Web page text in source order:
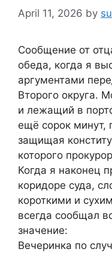
April 11, 2026 by
Сообщение от
обеда, когда я
аргументами
Второго округа.
и лежащий в
ещё сорок минут,
защищая
которого
Когда я наконец
коридоре суда,
короткими и
всегда сообщал
значение:
Вечеринка по